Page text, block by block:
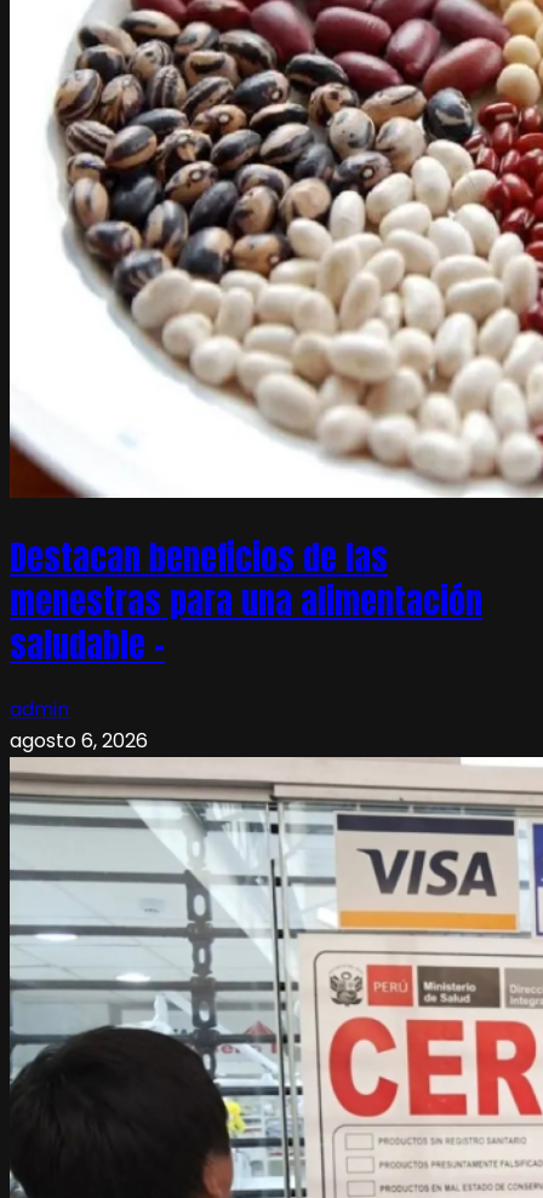
Destacan beneficios de las
menestras para una alimentación
saludable –
admin
agosto 6, 2026